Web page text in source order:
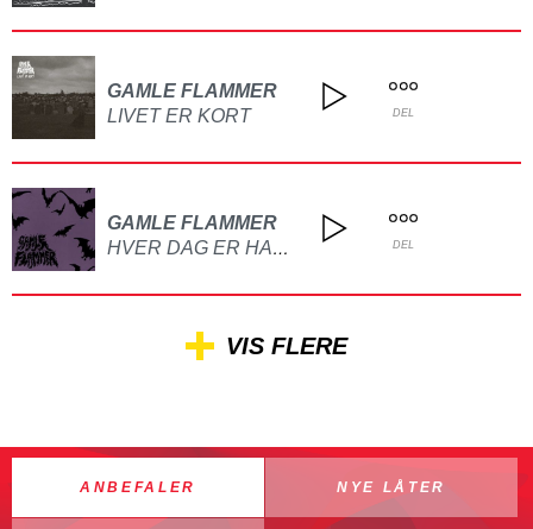
GAMLE FLAMMER
LIVET ER KORT
DEL
GAMLE FLAMMER
HVER DAG ER HALLOWEEN DEL
VIS FLERE
ANBEFALER NYE LÅTER